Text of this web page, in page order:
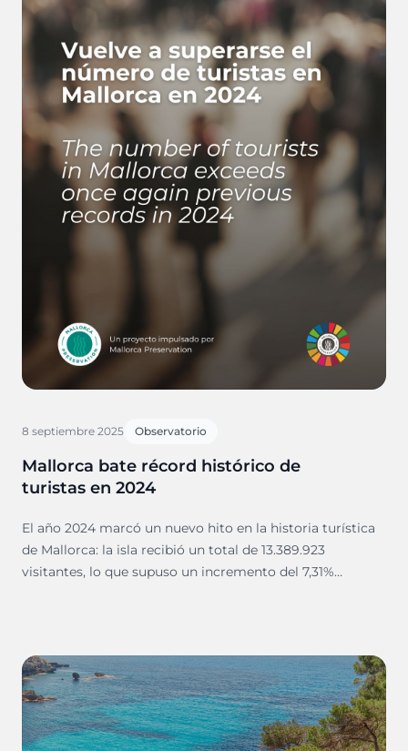
8 septiembre 2025 Observatorio
Mallorca bate récord histórico de
turistas en 2024
El año 2024 marcó un nuevo hito en la historia turística
de Mallorca: la isla recibió un total de 13.389.923
visitantes, lo que supuso un incremento del 7,31%